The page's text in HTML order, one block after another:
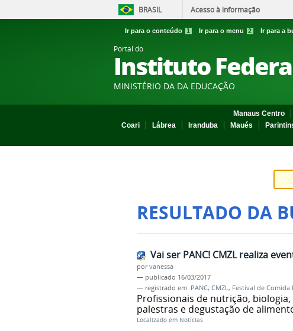
BRASIL Acesso à informação
Ir para o conteúdo 1 Ir para o menu 2 Ir para a
Portal do
Instituto
MINISTÉRIO DA DA EDUCAÇÃO
Manaus Centro
Coari
Lábrea Iranduba Maués
RESULTADO DA
Vai ser PANC! CMZL realiza
porvanessa
— publicado 16/03/2017
— registrado em: PANC, CMZL, Festival de Comida
Profissionais de nutrição,
palestras e degustação de
Localizado em Notícias